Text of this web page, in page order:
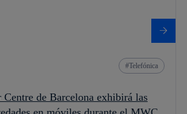
Telefónica
de Barcelona exhibirá las